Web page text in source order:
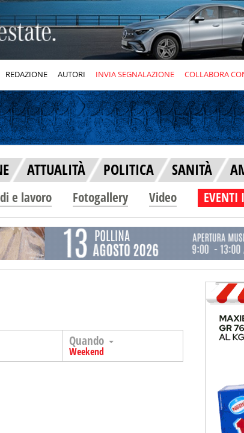
REDAZIONE AUTORI INVIA SEGNALAZIONE COLLABORA
ATTUALITÀ POLITICA SANITÀ
e lavoro Fotogallery Video EVENTI
Quando
Weekend